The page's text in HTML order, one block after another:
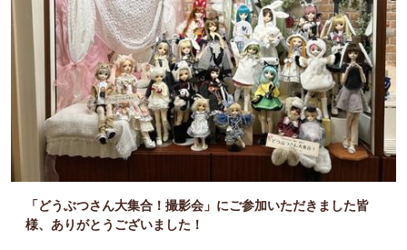
「どうぶつさん大集合！撮影会」にご参加いただきました皆
様、ありがとうございました！